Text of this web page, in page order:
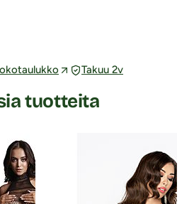
Takuu 2v
tuotteita